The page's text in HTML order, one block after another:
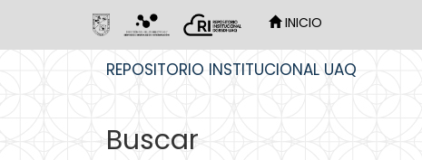
INICIO
REPOSITORIO INSTITUCIONAL UAQ
Buscar